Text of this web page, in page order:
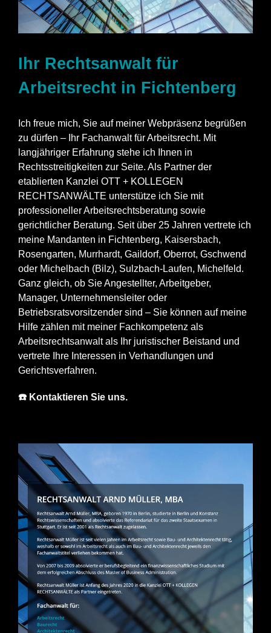
Ihr Rechtsanwalt für
Arbeitsrecht in Fichtenberg
Ich freue mich, Sie auf meiner Webpräsenz begrüßen
zu dürfen – Ihr Fachanwalt für Arbeitsrecht. Mit
langjähriger Erfahrung stehe ich Ihnen in
Rechtsstreitigkeiten zur Seite. Als Partner der
etablierten Kanzlei OTT + KOLLEGEN
RECHTSANWÄLTE unterstütze ich Sie mit
professioneller Arbeitsrechtsberatung sowie
gerichtlicher Beratung. Seit über 25 Jahren vertrete ich
meine Mandanten in Fichtenberg, Kaisersbach,
Rosengarten, Murrhardt, Gaildorf, Oberrot, Gschwend
oder Michelbach (Bilz), Sulzbach-Laufen, Michelfeld.
Ganz gleich, ob Sie Angestellter, Arbeitgeber,
Manager, Unternehmensleiter oder
Betriebsratsvorsitzender sind – Sie können auf meine
Hilfe zählen mit meiner Fachkompetenz als
Arbeitsrechtsanwalt als Ihr juristischer Beistand und
vertrete Ihre Interessen in Verhandlungen und
Gerichtsverfahren.
☎️ Kontaktieren Sie uns.